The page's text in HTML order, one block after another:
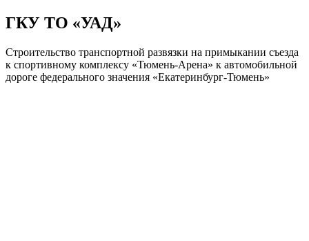
ГКУ ТО «УАД»
Строительство транспортной развязки на примыкании съезда
к спортивному комплексу «Тюмень-Арена» к автомобильной
дороге федерального значения «Екатеринбург-Тюмень»